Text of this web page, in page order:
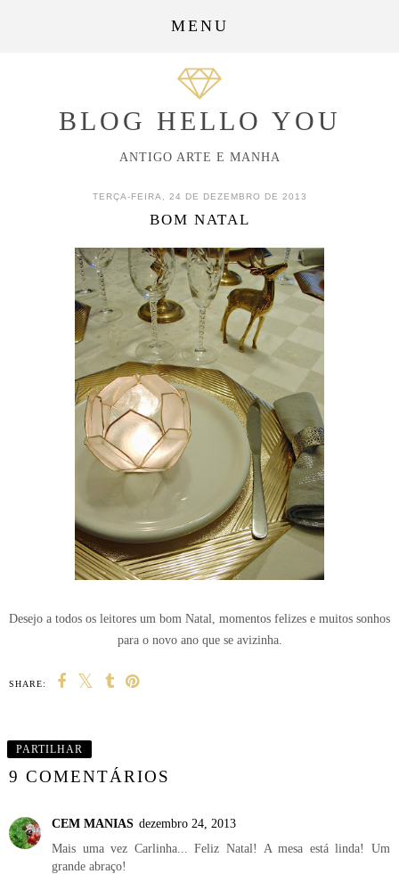
MENU
BLOG HELLO YOU
ANTIGO ARTE E MANHA
TERÇA-FEIRA, 24 DE DEZEMBRO DE 2013
BOM NATAL
Desejo a todos os leitores um bom Natal, momentos felizes e muitos sonhos
para o novo ano que se avizinha.
SHARE:
PARTILHAR
9 COMENTÁRIOS
CEM MANIAS dezembro 24, 2013
Mais uma vez Carlinha... Feliz Natal! A mesa está linda! Um
grande abraço!